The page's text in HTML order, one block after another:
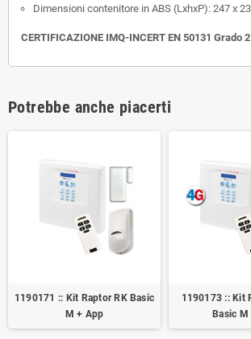
Dimensioni contenitore in ABS (LxhxP): 247 x
CERTIFICAZIONE IMQ-INCERT EN 50131 Grado 2
Potrebbe anche piacerti
1190171 :: Kit Raptor RK Basic
M + App
1190173 :: Kit
Basic